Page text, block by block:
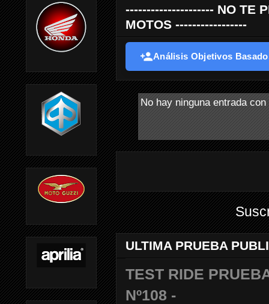
--------------------- NO TE
MOTOS -----------------
Análisis Objetivos
No hay ninguna entrada
ULTIMA PRUEBA
TEST RIDE
Nº108 -